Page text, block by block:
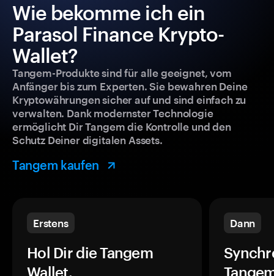
Wie bekomme ich ein
Parasol Finance Krypto-
Wallet?
Tangem-Produkte sind für alle geeignet, vom
Anfänger bis zum Experten. Sie bewahren Deine
Kryptowährungen sicher auf und sind einfach zu
verwalten. Dank modernster Technologie
ermöglicht Dir Tangem die Kontrolle und den
Schutz Deiner digitalen Assets.
Tangem kaufen
Erstens
Hol Dir die Tangem
Wallet.
Dann